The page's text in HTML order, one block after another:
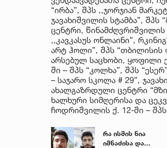
“ირბა”, შპს ,,ჯორჯიან
ჯავახიშვილის სტამბა”,
ცენტრი,
,,კავკასუს ონლაინი”,
არტ ჰოლი”, შპს “თბილისის
არსებულ საცხობი, ყოფილი
ში – შპს “კოლხა”, შპს
– საჯარო სკოლა # 29”,
ახალგაზრდული ცენტრი
ხალხური სიმღერისა და
ჩოდრიშვილის ქ. 12-ში –
რა ისმის ნია
იმნაძისა და